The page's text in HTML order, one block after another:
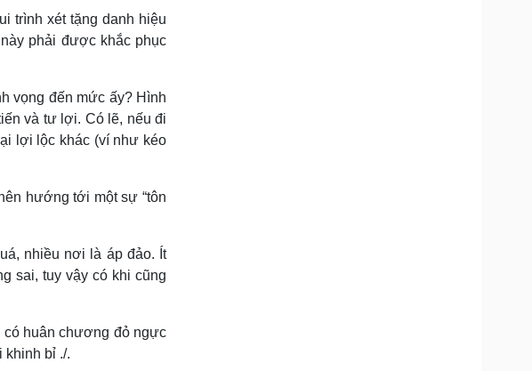
trình xét tặng danh hiệu
phải được khắc phục
vọng đến mức ấy? Hình
và tư lợi. Có lẽ, nếu đi
lợi lộc khác (ví như kéo
hướng tới một sự “tôn
nhiều nơi là áp đảo. Ít
sai, tuy vậy có khi cũng
huân chương đỏ ngực
bỉ ./.